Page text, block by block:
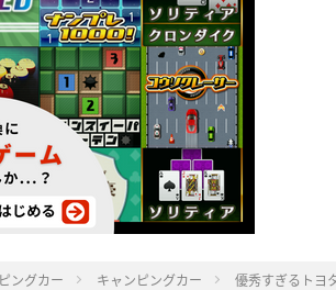
ングカー キャンピングカー 優秀すぎるトヨ